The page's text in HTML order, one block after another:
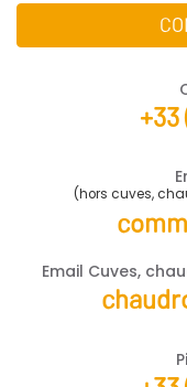
+33
(hors cuves,
Email Cuves,